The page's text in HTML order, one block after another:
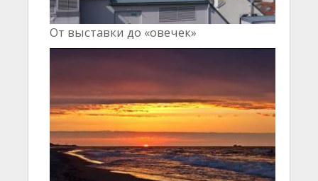
От выставки до «овечек»